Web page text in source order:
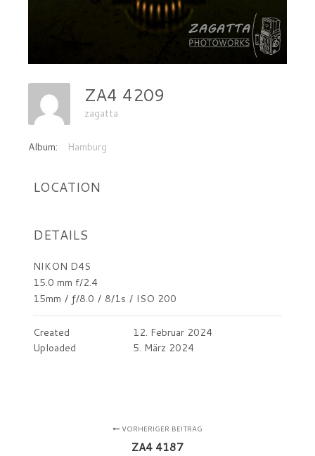
ZA4 4209
zagatta
Album: Hamburg
LOCATION
DETAILS
NIKON D4S
15.0 mm f/2.4
15mm / ƒ/8.0 / 8/1s / ISO 200
Created
12. Februar 2024
Uploaded
5. März 2024
VORHERIGER BEITRAG
ZA4 4187